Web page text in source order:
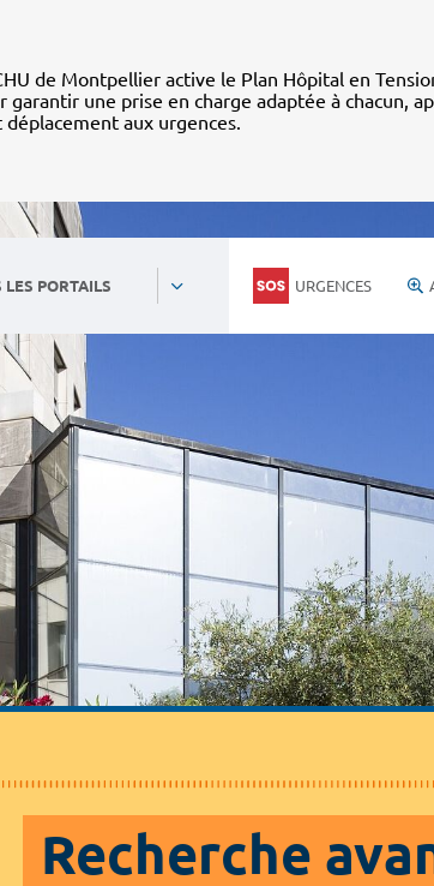
de Montpellier active le Plan Hôpital en
garantir une prise en charge adaptée à chacun,
déplacement aux urgences.
LES PORTAILS URGENCES
Recherche